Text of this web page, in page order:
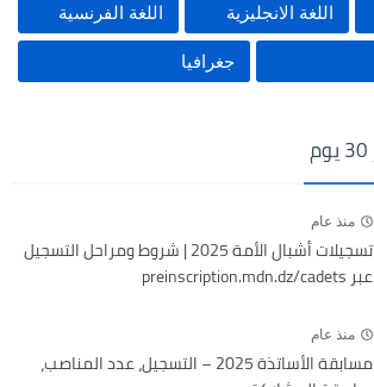
اللغة الانجليزية اللغة الفرنسية
جغرافيا
منذ عام
تسجيلات أشبال الأمة 2025 | شروط ومراحل التسجيل
عبر preinscription.mdn.dz/cadets
منذ عام
مسابقة الأساتذة 2025 – التسجيل، عدد المناصب،